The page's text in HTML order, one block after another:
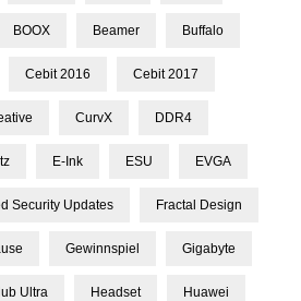
BOOX Beamer Buffalo
Cebit 2016 Cebit 2017
CurvX DDR4
E-Ink ESU EVGA
Security Updates Fractal Design
Gewinnspiel Gigabyte
Ultra Headset Huawei